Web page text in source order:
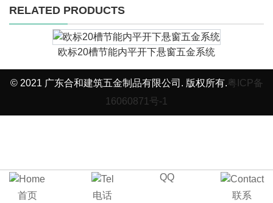
RELATED PRODUCTS
欧标20槽节能内平开下悬窗五金系统
© 2021 广东合和建筑五金制品有限公司. 版权所有.粤ICP备
16060871号-1
首页 电话
QQ
联系